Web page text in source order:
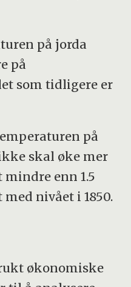
på jorda
på
som tidligere er
på
skal øke mer
enn 1.5
nivået i 1850.
økonomiske